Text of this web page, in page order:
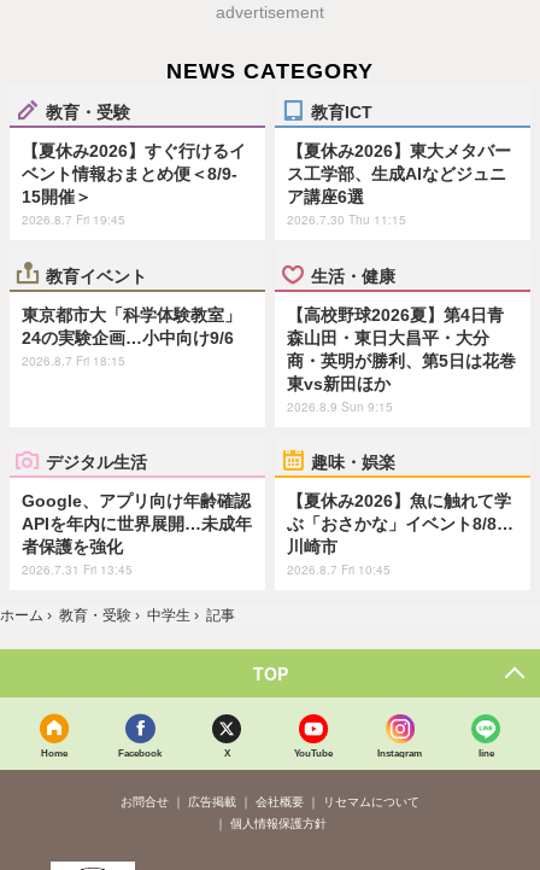
advertisement
NEWS CATEGORY
教育・受験
【夏休み2026】すぐ行けるイ
ベント情報おまとめ便＜8/9-
15開催＞
2026.8.7 Fri 19:45
教育ICT
【夏休み2026】東大メタバー
ス工学部、生成AIなどジュニ
ア講座6選
2026.7.30 Thu 11:15
教育イベント
東京都市大「科学体験教室」
24の実験企画…小中向け9/6
2026.8.7 Fri 18:15
生活・健康
【高校野球2026夏】第4日青
森山田・東日大昌平・大分
商・英明が勝利、第5日は花巻
東vs新田ほか
2026.8.9 Sun 9:15
デジタル生活
Google、アプリ向け年齢確認
APIを年内に世界展開…未成年
者保護を強化
2026.7.31 Fri 13:45
趣味・娯楽
【夏休み2026】魚に触れて学
ぶ「おさかな」イベント8/8…
川崎市
2026.8.7 Fri 10:45
ホーム › 教育・受験 › 中学生 › 記事
TOP
Home Facebook X YouTube Instagram line
お問合せ 広告掲載 会社概要
リセマムについて
個人情報保護方針